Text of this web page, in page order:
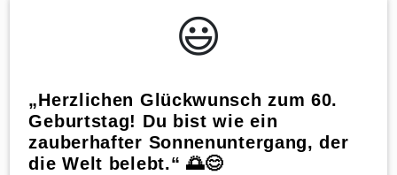
😃️
„Herzlichen Glückwunsch zum 60.
Geburtstag! Du bist wie ein
zauberhafter Sonnenuntergang, der
die Welt belebt.“ 🌅😊